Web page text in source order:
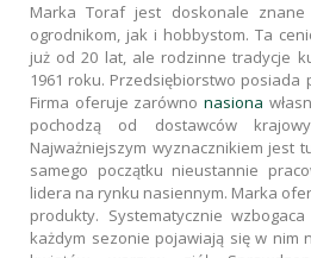
Marka Toraf jest doskonale znane
ogrodnikom, jak i hobbystom. Ta
już od 20 lat, ale rodzinne tradycje
1961 roku. Przedsiębiorstwo
Firma oferuje zarówno nasiona
pochodzą od dostawców
Najważniejszym wyznacznikiem jest
samego początku nieustannie
lidera na rynku nasiennym. Marka
produkty. Systematycznie
każdym sezonie pojawiają się w nim